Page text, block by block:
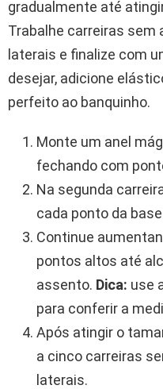
gradualmente até
Trabalhe carreiras sem
laterais e finalize com
desejar, adicione
perfeito ao banquinho.
Monte um anel
fechando com
Na segunda
cada ponto da
Continue
pontos altos até
assento. Dica: use
para conferir a
Após atingir o
a cinco carreiras
laterais.